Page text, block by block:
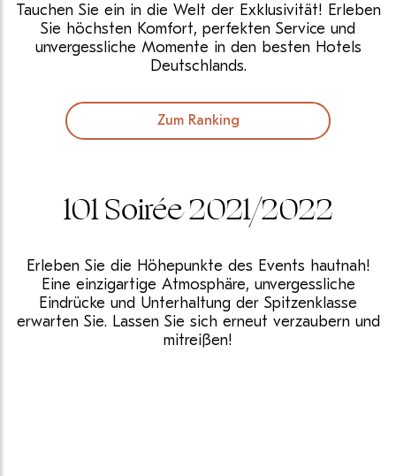
Tauchen Sie ein in die Welt der Exklusivität! Erleben
Sie höchsten Komfort, perfekten Service und
unvergessliche Momente in den besten Hotels
Deutschlands.
Zum Ranking
101 Soirée 2021/2022
Erleben Sie die Höhepunkte des Events hautnah!
Eine einzigartige Atmosphäre, unvergessliche
Eindrücke und Unterhaltung der Spitzenklasse
erwarten Sie. Lassen Sie sich erneut verzaubern und
mitreißen!